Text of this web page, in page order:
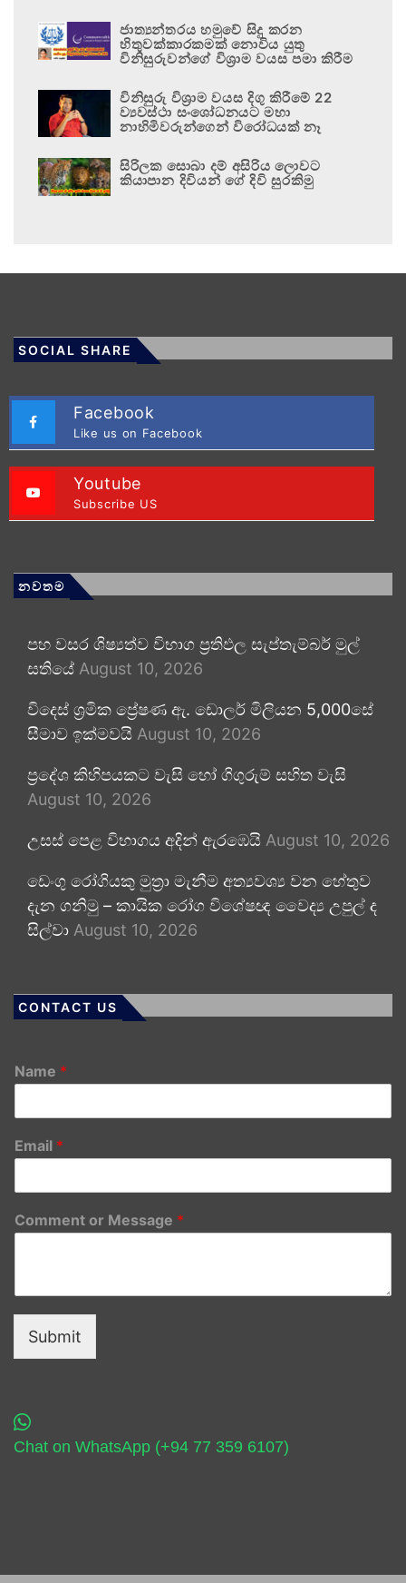
ජාත්‍යන්තරය හමුවේ සිදු කරන
හිතුවක්කාරකමක් නොවිය යුතු
විනිසුරුවන්ගේ විශ්‍රාම වයස පමා කිරීම
විනිසුරු විශ්‍රාම වයස දිගු කිරීමේ 22
ව්‍යවස්ථා සංශෝධනයට මහා
නාහිමිවරුන්ගෙන් විරෝධයක් නෑ
සිරිලක සොබා දම් අසිරිය ලොවට
කියාපාන දිවියන් ගේ දිවි සුරකිමු
SOCIAL SHARE
Facebook
Like us on Facebook
Youtube
Subscribe US
නවතම
පහ වසර ශිෂ්‍යත්ව විභාග ප්‍රතිඵල සැප්තැම්බර් මුල්
සතියේ August 10, 2026
විදෙස් ශ්‍රමික ප්‍රේෂණ ඇ. ඩොලර් මිලියන 5,000සේ
සීමාව ඉක්මවයි August 10, 2026
ප්‍රදේශ කිහිපයකට වැසි හෝ ගිගුරුම් සහිත වැසි
August 10, 2026
උසස් පෙළ විභාගය අදින් ඇරඹෙයි August 10, 2026
ඩෙංගු රෝගියකු ⁣මුත්‍රා මැනීම අත්‍යවශ්‍ය වන හේතුව
දැන ගනිමු – කායික රෝග විශේෂඥ වෛද්‍ය උපුල් ද
සිල්වා August 10, 2026
CONTACT US
Name *
Email *
Comment or Message *
Submit
Chat on WhatsApp (+94 77 359 6107)